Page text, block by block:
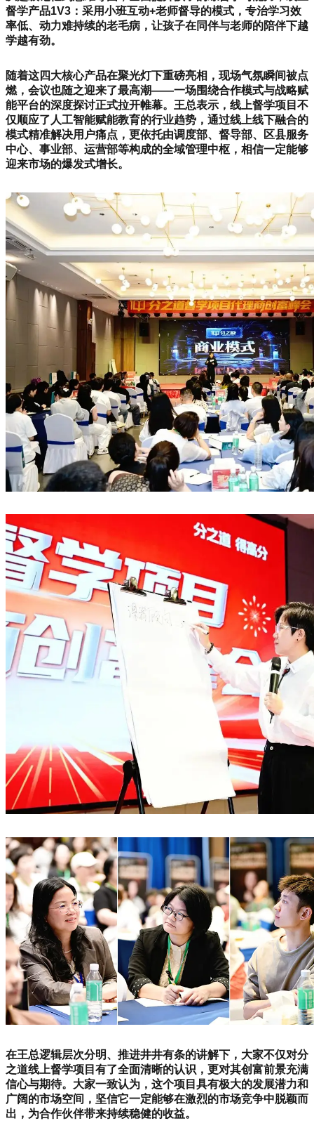
督学产品1V3：采用小班互动+老师督导的模式，专治学习效
率低、动力难持续的老毛病，让孩子在同伴与老师的陪伴下越
学越有劲。
随着这四大核心产品在聚光灯下重磅亮相，现场气氛瞬间被点
燃，会议也随之迎来了最高潮——一场围绕合作模式与战略赋
能平台的深度探讨正式拉开帷幕。王总表示，线上督学项目不
仅顺应了人工智能赋能教育的行业趋势，通过线上线下融合的
模式精准解决用户痛点，更依托由调度部、督导部、区县服务
中心、事业部、运营部等构成的全域管理中枢，相信一定能够
迎来市场的爆发式增长。
在王总逻辑层次分明、推进井井有条的讲解下，大家不仅对分
之道线上督学项目有了全面清晰的认识，更对其创富前景充满
信心与期待。大家一致认为，这个项目具有极大的发展潜力和
广阔的市场空间，坚信它一定能够在激烈的市场竞争中脱颖而
出，为合作伙伴带来持续稳健的收益。